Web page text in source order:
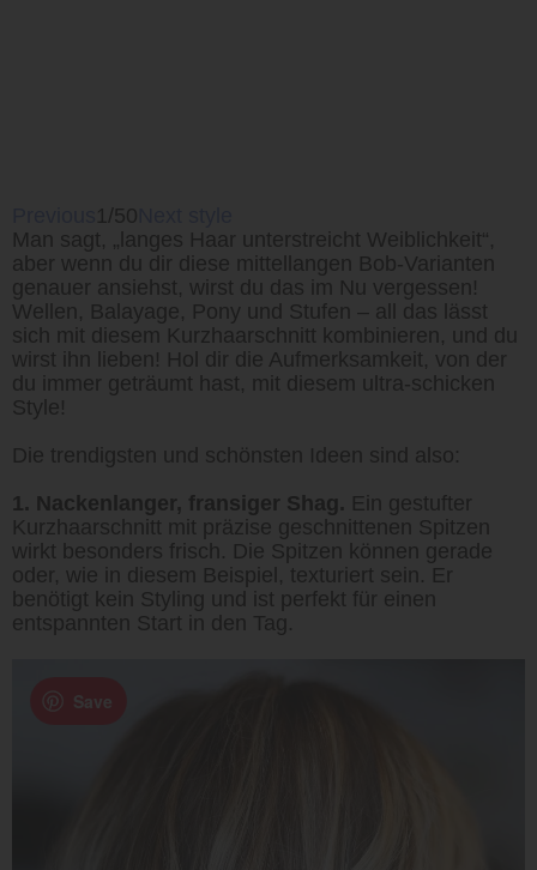
1/50
Man sagt, „langes Haar unterstreicht Weiblichkeit“,
aber wenn du dir diese mittellangen Bob-Varianten
genauer ansiehst, wirst du das im Nu vergessen!
Wellen, Balayage, Pony und Stufen – all das lässt
sich mit diesem Kurzhaarschnitt kombinieren, und du
wirst ihn lieben! Hol dir die Aufmerksamkeit, von der
du immer geträumt hast, mit diesem ultra-schicken
Style!
Die trendigsten und schönsten Ideen sind also:
1. Nackenlanger, fransiger Shag. Ein gestufter
Kurzhaarschnitt mit präzise geschnittenen Spitzen
wirkt besonders frisch. Die Spitzen können gerade
oder, wie in diesem Beispiel, texturiert sein. Er
benötigt kein Styling und ist perfekt für einen
entspannten Start in den Tag.
Save